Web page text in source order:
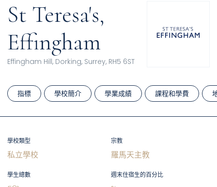
St Teresa's,
Effingham
Effingham Hill, Dorking, Surrey, RH5 6ST
指標 學校簡介 學業成績 課程和學費
學校類型
私立學校
宗教
羅馬天主教
學生總數 週末住宿生的百分比